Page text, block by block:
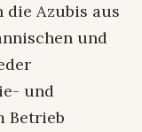
die Azubis aus
und
und
Betrieb